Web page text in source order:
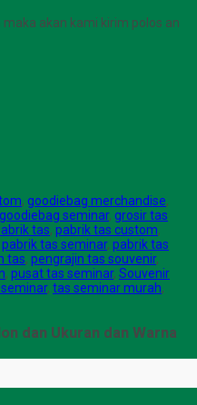
akan kami kirim polos an
, goodiebag merchandise,
goodiebag seminar, grosir tas
tas, pabrik tas custom,
pabrik tas seminar, pabrik tas
tas, pengrajin tas souvenir,
, pusat tas seminar, Souvenir
, tas seminar murah,
dan Ukuran dan Warna